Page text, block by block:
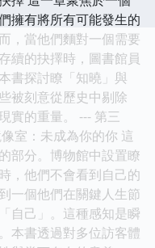
擁有將所有可能發生的
，當他們麵對一個需要
續的抉擇時，圖書館員
書探討瞭「知曉」與
被刻意從歷史中剔除
實的重量。 --- 第三
室：未成為你的你 這
部分。博物館中設置瞭
，他們不會看到自己的
一個他們在關鍵人生節
自己」。這種感知是瞬
本書透過對多位訪客體